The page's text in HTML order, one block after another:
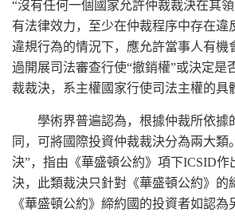
“沒有任何一個國家允許仲裁裁決在其
有法律效力，至少在仲裁程序中存在違
違規行為的情況下，應允許當事人有機
過開展司法審查行使“撤銷權”或決定是
裁裁決，系主權國家行使司法主權的具
學術界普遍認為，根據仲裁所依據
同，可將國際投資仲裁裁決分為兩大類
決”，指由《華盛頓公約》項下ICSID作
決，此類裁決只針對《華盛頓公約》的
《華盛頓公約》締約國的投資者如認